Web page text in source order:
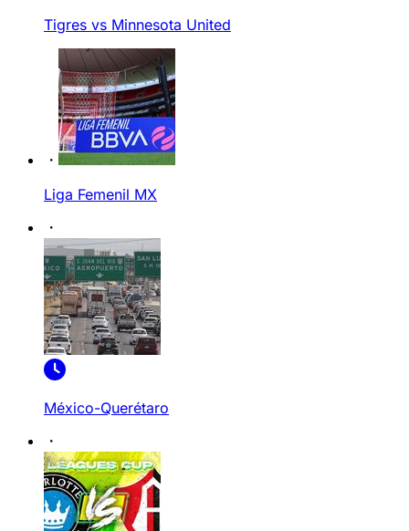
Tigres vs Minnesota United
Liga Femenil MX
México-Querétaro